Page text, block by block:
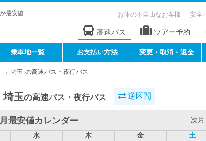
最安値 お体の不自由なお客様 安全
高速バス ツアー予約
乗車地一覧 お支払い方法 変更・取消・返金
→ 埼玉 の高速バス・夜行バス
玉の高速バス・夜行バス 逆区間
最安値カレンダー
次月
水 木 金
土